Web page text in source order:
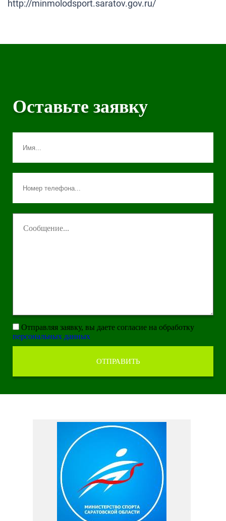
http://minmolodsport.saratov.gov.ru/
Оставьте заявку
Отправляя заявку, вы даете согласие на обработку
персональных данных